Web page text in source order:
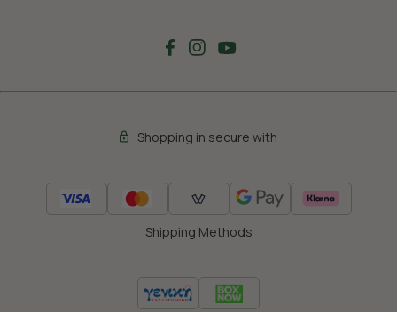
Shopping in secure with
Shipping Methods